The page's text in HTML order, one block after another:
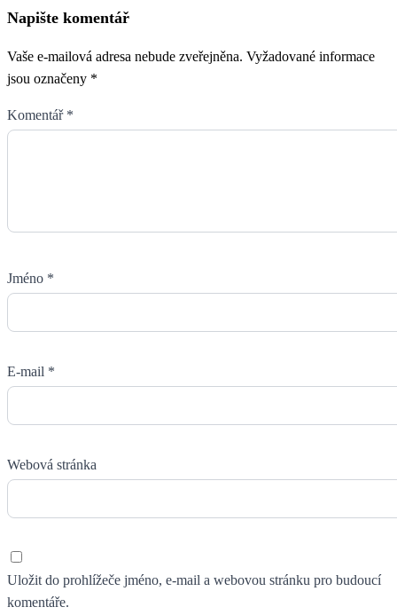
Napište komentář
Vaše e-mailová adresa nebude zveřejněna. Vyžadované informace
jsou označeny *
Komentář *
Jméno *
E-mail *
Webová stránka
Uložit do prohlížeče jméno, e-mail a webovou stránku pro budoucí
komentáře.